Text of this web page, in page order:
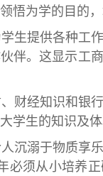
为学的目的，
生提供各种工
伴。这显示工
财经知识和银
生的知识及体
沉溺于物质享
须从小培养